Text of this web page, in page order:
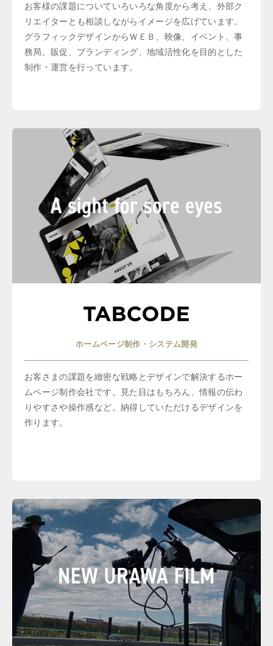
お客様の課題についていろいろな角度から考え、外部ク
リエイターとも相談しながらイメージを広げています。
グラフィックデザインからＷＥＢ、映像、イベント、事
務局。販促、ブランディング、地域活性化を目的とした
制作・運営を行っています。
ホームページ制作・システム開発
お客さまの課題を緻密な戦略とデザインで解決するホー
ムページ制作会社です。見た目はもちろん、情報の伝わ
りやすさや操作感など。納得していただけるデザインを
作ります。